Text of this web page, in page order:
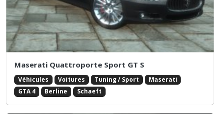
Maserati Quattroporte Sport GT S
Véhicules Voitures Tuning / Sport
Maserati
GTA 4
Berline Schaeft